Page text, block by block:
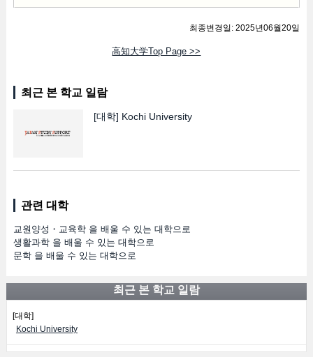
최종변경일: 2025년06월20일
高知大学Top Page >>
최근 본 학교 일람
[대학] Kochi University
관련 대학
교원양성・교육학 을 배울 수 있는 대학으로
생활과학 을 배울 수 있는 대학으로
문학 을 배울 수 있는 대학으로
최근 본 학교 일람
[대학]
Kochi University